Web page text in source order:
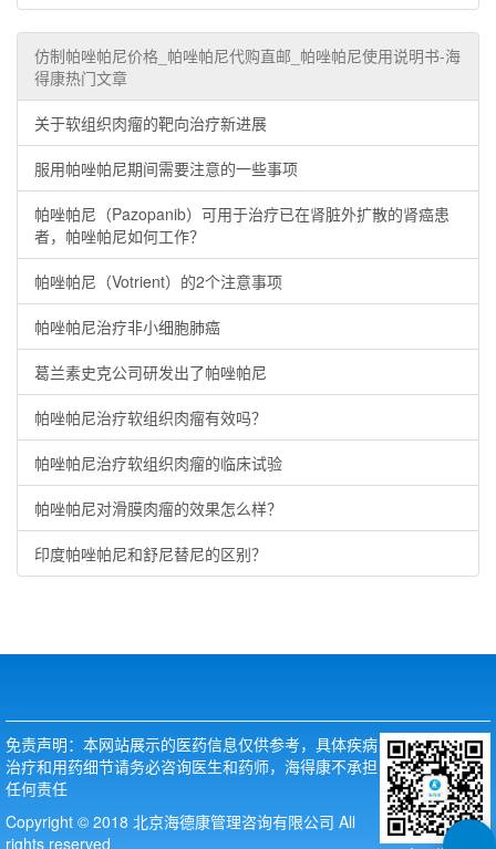
仿制帕唑帕尼价格_帕唑帕尼代购直邮_帕唑帕尼使用说明书-海
得康热门文章
关于软组织肉瘤的靶向治疗新进展
服用帕唑帕尼期间需要注意的一些事项
帕唑帕尼（Pazopanib）可用于治疗已在肾脏外扩散的肾癌患
者，帕唑帕尼如何工作？
帕唑帕尼（Votrient）的2个注意事项
帕唑帕尼治疗非小细胞肺癌
葛兰素史克公司研发出了帕唑帕尼
帕唑帕尼治疗软组织肉瘤有效吗？
帕唑帕尼治疗软组织肉瘤的临床试验
帕唑帕尼对滑膜肉瘤的效果怎么样？
印度帕唑帕尼和舒尼替尼的区别？
免责声明：本网站展示的医药信息仅供参考，具体疾病
治疗和用药细节请务必咨询医生和药师，海得康不承担
任何责任
Copyright © 2018 北京海德康管理咨询有限公司 All
rights reserved